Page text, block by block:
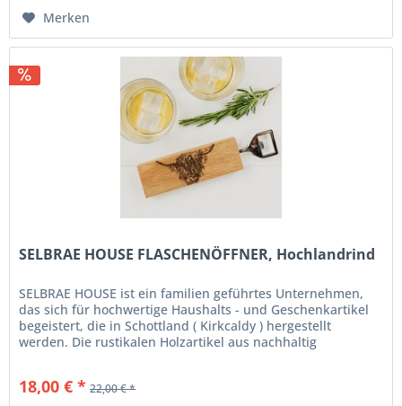
Merken
SELBRAE HOUSE FLASCHENÖFFNER, Hochlandrind
SELBRAE HOUSE ist ein familien geführtes Unternehmen,
das sich für hochwertige Haushalts - und Geschenkartikel
begeistert, die in Schottland ( Kirkcaldy ) hergestellt
werden. Die rustikalen Holzartikel aus nachhaltig
18,00 € * 22,00 € *